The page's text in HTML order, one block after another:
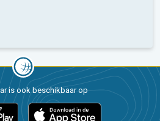
is ook beschikbaar op